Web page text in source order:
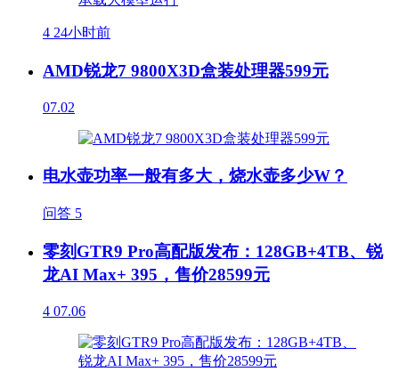
4 24小时前
AMD锐龙7 9800X3D盒装处理器599元
07.02
电水壶功率一般有多大，烧水壶多少W？
问答 5
零刻GTR9 Pro高配版发布：128GB+4TB、锐
龙AI Max+ 395，售价28599元
4 07.06